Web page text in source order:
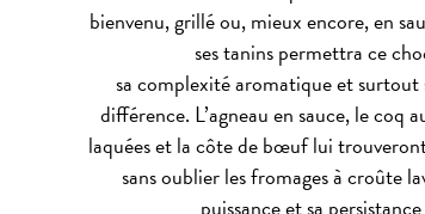
bienvenu, grillé ou, mieux encore, en
ses tanins permettra ce
sa complexité aromatique et surtout
différence. L’agneau en sauce, le coq
laquées et la côte de bœuf lui
sans oublier les fromages à croûte
puissance et sa